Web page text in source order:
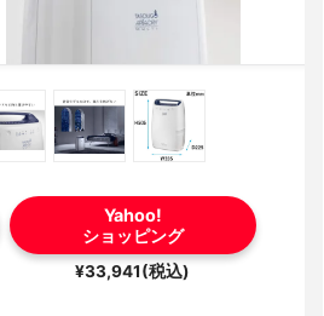
Yahoo!
ショッピング
¥33,941(税込)